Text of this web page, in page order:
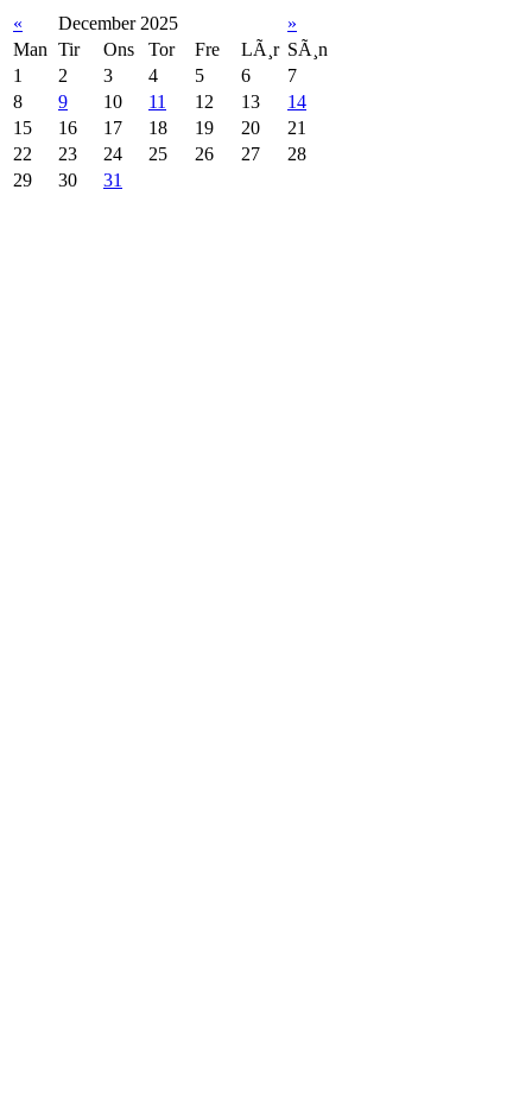
« December 2025
»
Man Tir Ons Tor Fre LÃ¸r SÃ¸n
1
2 3 4 5 6
7
8
9 10 11 12 13
14
15
16 17 18 19 20
21
22
23 24 25 26 27
28
29
30 31